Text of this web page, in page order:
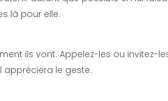
là pour elle.
ils vont. Appelez-les ou invitez-
appréciera le geste.